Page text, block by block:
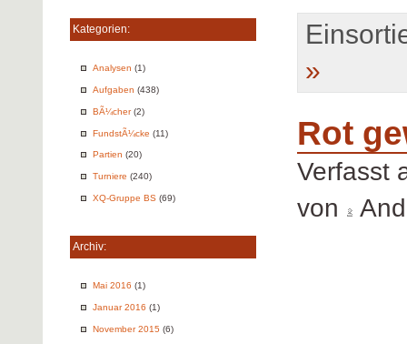
Kategorien:
Analysen (1)
Aufgaben (438)
BÃ¼cher(2)
FundstÃ¼cke (11)
Partien (20)
Turniere (240)
XQ-Gruppe BS (69)
Archiv:
Mai 2016 (1)
Januar 2016 (1)
November 2015 (6)
»
Rot
Verfasst
von